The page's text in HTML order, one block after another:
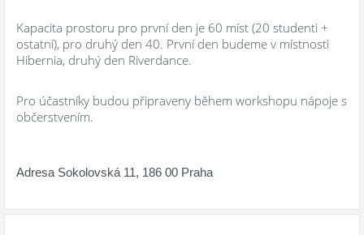
Kapacita prostoru pro první den je 60 míst (20 studenti +
ostatní), pro druhý den 40. První den budeme v místnosti
Hibernia, druhý den Riverdance.
Pro účastníky budou připraveny během workshopu nápoje s
občerstvením.